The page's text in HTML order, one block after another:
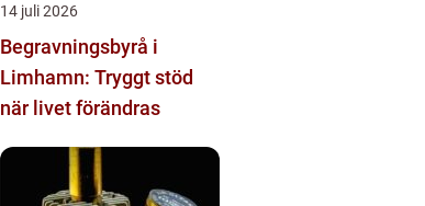
14 juli 2026
Begravningsbyrå i
Limhamn: Tryggt stöd
när livet förändras